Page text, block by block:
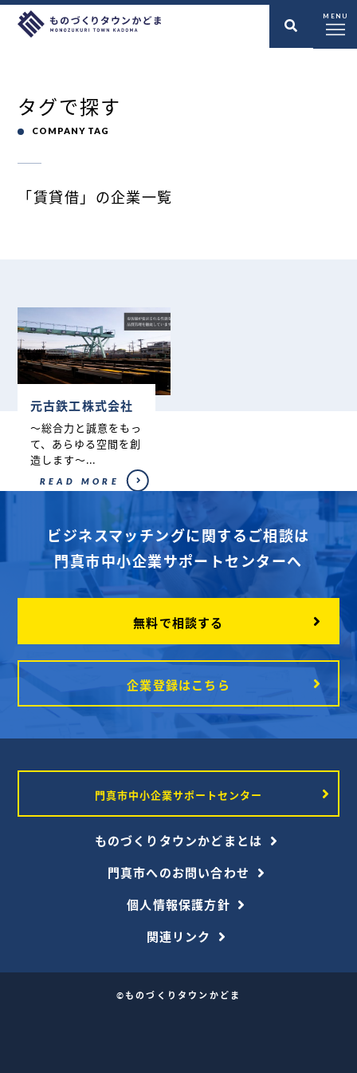
MENU
タグで探す
COMPANY TAG
「賃貸借」の企業一覧
元古鉄工株式会社
～総合力と誠意をもっ
て、あらゆる空間を創
造します～...
READ MORE
ビジネスマッチングに関するご相談は
門真市中小企業サポートセンターへ
無料で相談する
企業登録はこちら
門真市中小企業サポートセンター
ものづくりタウンかどまとは
門真市へのお問い合わせ
個人情報保護方針
関連リンク
©ものづくりタウンかどま